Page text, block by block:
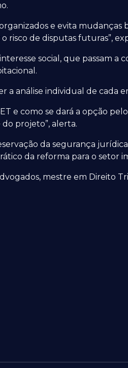
e evita mudanças
risco de disputas futuras”,
social, que passam a
a análise individual de cada
e como se dará a opção
projeto”, alerta.
da segurança
da reforma para o setor
mestre em Direito